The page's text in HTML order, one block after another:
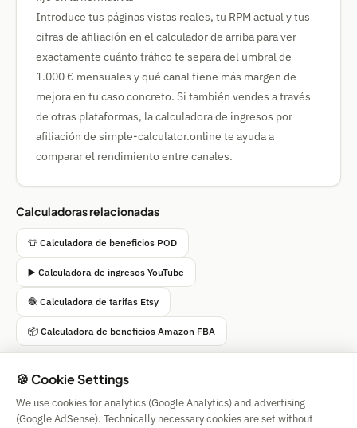
Introduce tus páginas vistas reales, tu RPM actual y tus
cifras de afiliación en el calculador de arriba para ver
exactamente cuánto tráfico te separa del umbral de
1.000 € mensuales y qué canal tiene más margen de
mejora en tu caso concreto. Si también vendes a través
de otras plataformas, la calculadora de ingresos por
afiliación de simple-calculator.online te ayuda a
comparar el rendimiento entre canales.
Calculadoras relacionadas
👕 Calculadora de beneficios POD
▶️ Calculadora de ingresos YouTube
🧶 Calculadora de tarifas Etsy
📦 Calculadora de beneficios Amazon FBA
Simple Calculator
Impressum
| Privacy | Terms | 🍪 Cookies
🍪 Cookie Settings
We use cookies for analytics (Google Analytics) and advertising
(Google AdSense). Technically necessary cookies are set without